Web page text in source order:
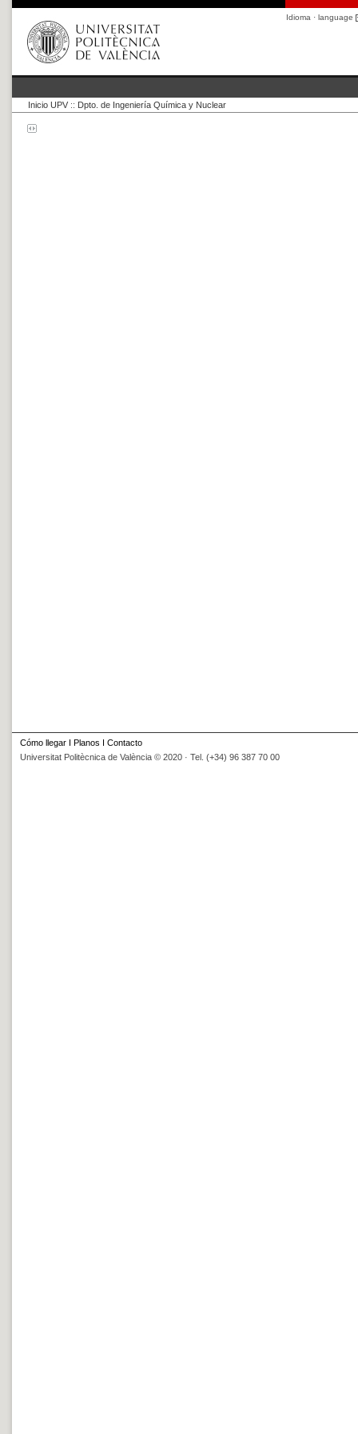
Idioma · language
Inicio UPV :: Dpto. de Ingeniería Química y Nuclear
Cómo llegar I Planos I Contacto
Universitat Politècnica de València © 2020 · Tel. (+34) 96 387 70 00